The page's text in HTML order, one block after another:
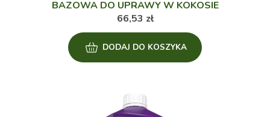
BAZOWA DO UPRAWY W KOKOSIE
66,53 zł
DODAJ DO KOSZYKA